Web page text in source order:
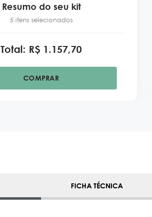
Resumo do seu kit
5 itens selecionados
Total: R$ 1.157,70
COMPRAR
FICHA TÉCNICA